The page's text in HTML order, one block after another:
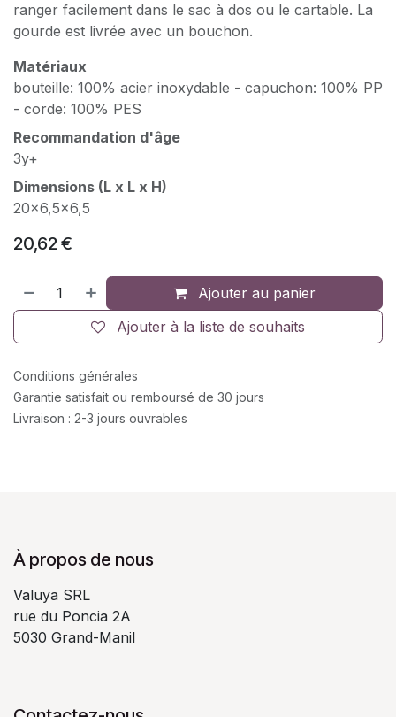
ranger facilement dans le sac à dos ou le cartable. La
gourde est livrée avec un bouchon.
Matériaux
bouteille: 100% acier inoxydable - capuchon: 100% PP
- corde: 100% PES
Recommandation d'âge
3y+
Dimensions (L x L x H)
20x6,5x6,5
20,62€
Ajouter au panier
Ajouter à la liste de souhaits
Conditions générales
Garantie satisfait ou remboursé de 30 jours
Livraison : 2-3 jours ouvrables
À propos de nous
Valuya SRL
rue du Poncia 2A
5030 Grand-Manil